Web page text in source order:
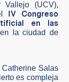
Vallejo (UCV),
IV Congreso
en las
la ciudad de
Salas
es compleja